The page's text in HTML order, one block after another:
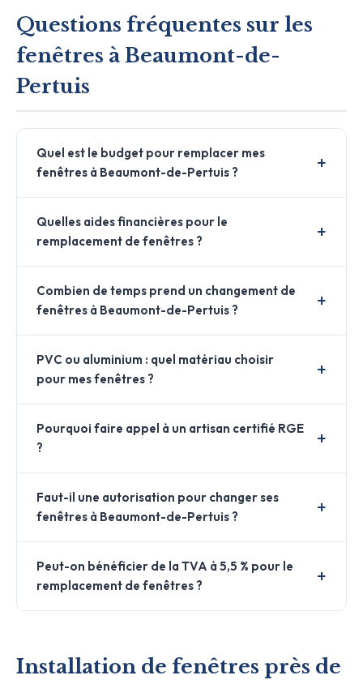
Questions fréquentes sur les
fenêtres à Beaumont-de-
Pertuis
Quel est le budget pour remplacer mes
fenêtres à Beaumont-de-Pertuis ?
Quelles aides financières pour le
remplacement de fenêtres ?
Combien de temps prend un changement de
fenêtres à Beaumont-de-Pertuis ?
PVC ou aluminium : quel matériau choisir
pour mes fenêtres ?
Pourquoi faire appel à un artisan certifié RGE
?
Faut-il une autorisation pour changer ses
fenêtres à Beaumont-de-Pertuis ?
Peut-on bénéficier de la TVA à 5,5 % pour le
remplacement de fenêtres ?
Installation de fenêtres près de